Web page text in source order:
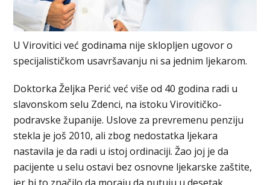
U Virovitici već godinama nije sklopljen ugovor o
specijalističkom usavršavanju ni sa jednim ljekarom.
Doktorka Željka Perić već više od 40 godina radi u
slavonskom selu Zdenci, na istoku Virovitičko-
podravske županije. Uslove za prevremenu penziju
stekla je još 2010, ali zbog nedostatka ljekara
nastavila je da radi u istoj ordinaciji. Žao joj je da
pacijente u selu ostavi bez osnovne ljekarske zaštite,